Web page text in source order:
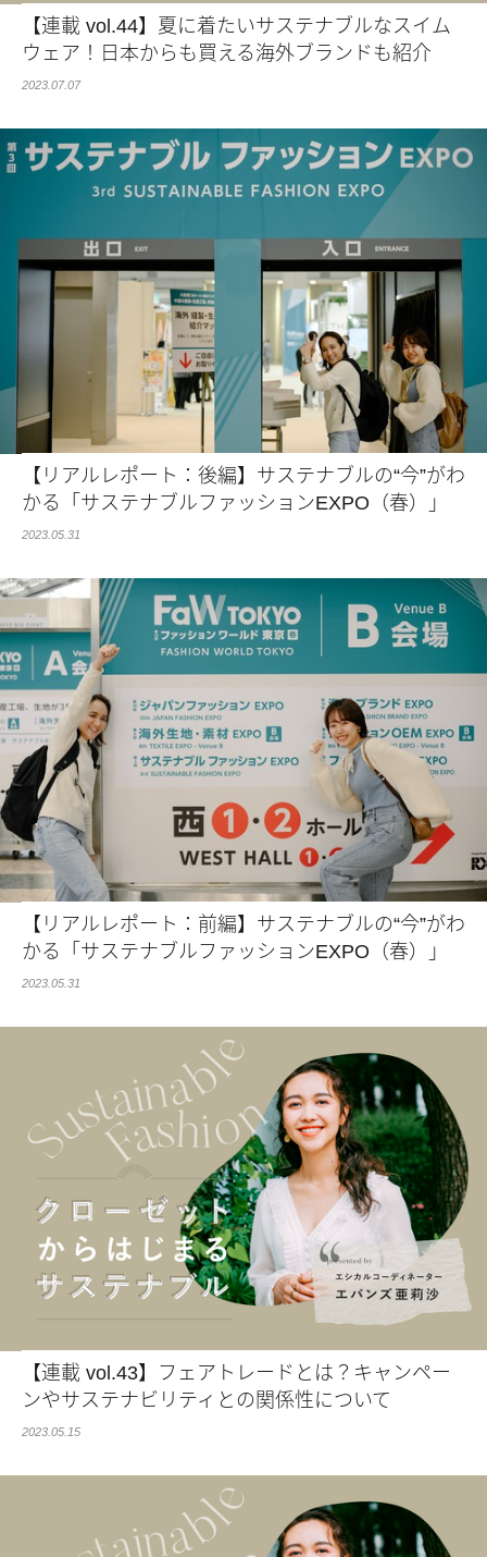
【連載 vol.44】夏に着たいサステナブルなスイム
ウェア！日本からも買える海外ブランドも紹介
2023.07.07
【リアルレポート：後編】サステナブルの“今”がわ
かる「サステナブルファッションEXPO（春）」
2023.05.31
【リアルレポート：前編】サステナブルの“今”がわ
かる「サステナブルファッションEXPO（春）」
2023.05.31
【連載 vol.43】フェアトレードとは？キャンペー
ンやサステナビリティとの関係性について
2023.05.15